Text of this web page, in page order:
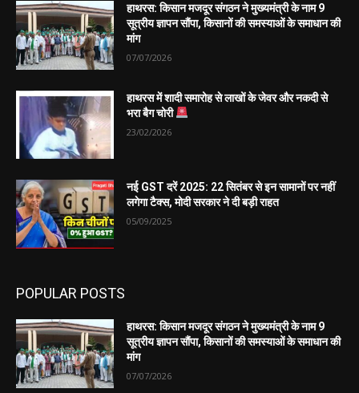
हाथरस: किसान मजदूर संगठन ने मुख्यमंत्री के नाम 9
सूत्रीय ज्ञापन सौंपा, किसानों की समस्याओं के समाधान की
मांग
07/07/2026
हाथरस में शादी समारोह से लाखों के जेवर और नकदी से
भरा बैग चोरी
23/02/2026
नई GST दरें 2025: 22 सितंबर से इन सामानों पर नहीं
लगेगा टैक्स, मोदी सरकार ने दी बड़ी राहत
05/09/2025
POPULAR POSTS
हाथरस: किसान मजदूर संगठन ने मुख्यमंत्री के नाम 9
सूत्रीय ज्ञापन सौंपा, किसानों की समस्याओं के समाधान की
मांग
07/07/2026